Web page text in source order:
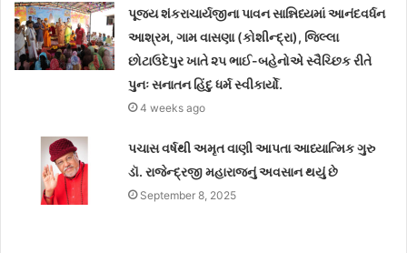
પૂજ્ય શંકરાચાર્યજીના પાવન સાન્નિધ્યમાં આનંદવર્ધન
આશ્રમ, ગામ વાસણા (કોશીન્દ્રા), જિલ્લા
છોટાઉદેપુર ખાતે ૨૫ ભાઈ-બહેનોએ સ્વૈચ્છિક રીતે
પુનઃ સનાતન હિંદુ ધર્મ સ્વીકાર્યો.
4 weeks ago
પચાસ વર્ષથી અમૃત વાણી આપતા આધ્યાત્મિક ગુરુ
ડૉ. રાજેન્દ્રજી મહારાજનું અવસાન થયું છે
September 8, 2025